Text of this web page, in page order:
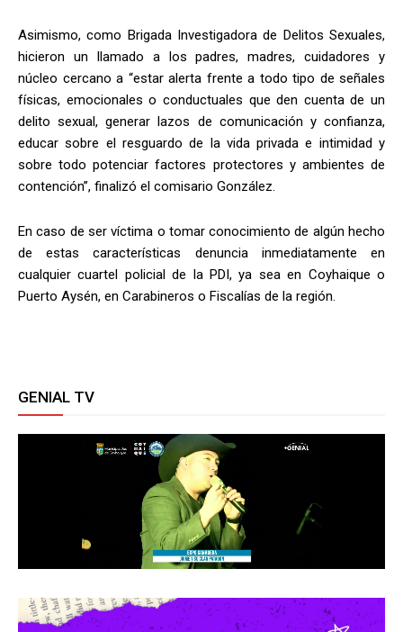
Asimismo, como Brigada Investigadora de Delitos Sexuales,
hicieron un llamado a los padres, madres, cuidadores y
núcleo cercano a “estar alerta frente a todo tipo de señales
físicas, emocionales o conductuales que den cuenta de un
delito sexual, generar lazos de comunicación y confianza,
educar sobre el resguardo de la vida privada e intimidad y
sobre todo potenciar factores protectores y ambientes de
contención”, finalizó el comisario González.
En caso de ser víctima o tomar conocimiento de algún hecho
de estas características denuncia inmediatamente en
cualquier cuartel policial de la PDI, ya sea en Coyhaique o
Puerto Aysén, en Carabineros o Fiscalías de la región.
GENIAL TV